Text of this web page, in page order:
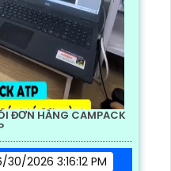
ĐƠN HÀNG CAMPACK
30/2026 3:16:12 PM